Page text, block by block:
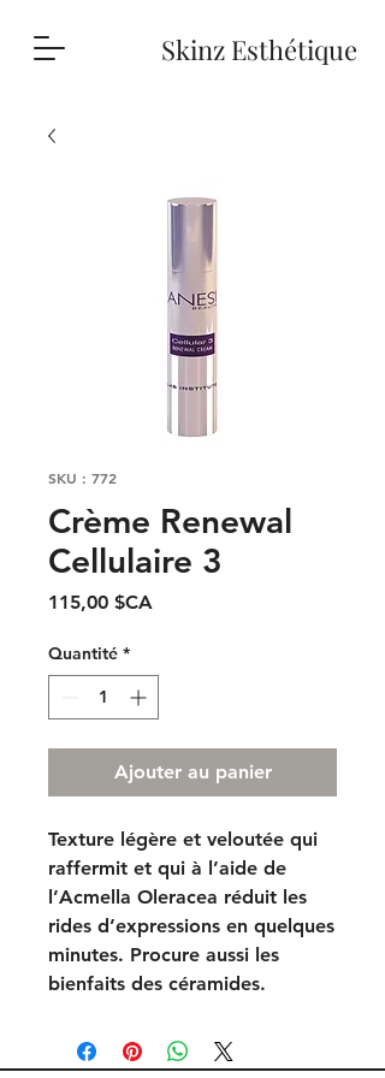
Skinz Esthétique
SKU : 772
Crème Renewal
Cellulaire 3
115,00 $CA
Quantité *
Ajouter au panier
Texture légère et veloutée qui
raffermit et qui à l’aide de
l’Acmella Oleracea réduit les
rides d’expressions en quelques
minutes. Procure aussi les
bienfaits des céramides.